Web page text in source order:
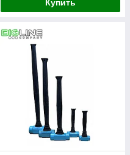
Купить